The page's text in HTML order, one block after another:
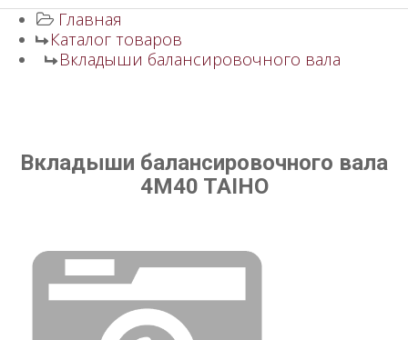
Главная
Каталог товаров
Вкладыши балансировочного вала
Вкладыши балансировочного вала
4M40 TAIHO